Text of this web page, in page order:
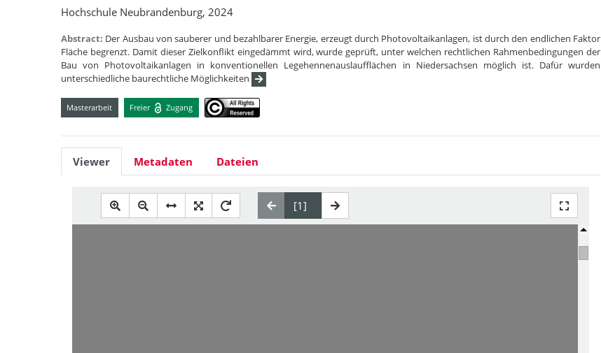
Hochschule Neubrandenburg, 2024
Abstract: Der Ausbau von sauberer und bezahlbarer Energie, erzeugt durch Photovoltaikanlagen, ist durch den endlichen Faktor
Fläche begrenzt. Damit dieser Zielkonflikt eingedämmt wird, wurde geprüft, unter welchen rechtlichen Rahmenbedingungen der
Bau von Photovoltaikanlagen in konventionellen Legehennenauslaufflächen in Niedersachsen möglich ist. Dafür wurden
unterschiedliche baurechtliche Möglichkeiten
Masterarbeit Freier Zugang
Viewer Metadaten Dateien